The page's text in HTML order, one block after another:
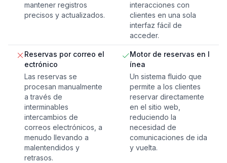
mantener registros
precisos y actualizados.
interacciones con
clientes en una sola
interfaz fácil de
acceder.
Reservas por correo el
ectrónico
Las reservas se
procesan manualmente
a través de
interminables
intercambios de
correos electrónicos, a
menudo llevando a
malentendidos y
retrasos.
Motor de reservas en l
ínea
Un sistema fluido que
permite a los clientes
reservar directamente
en el sitio web,
reduciendo la
necesidad de
comunicaciones de ida
y vuelta.